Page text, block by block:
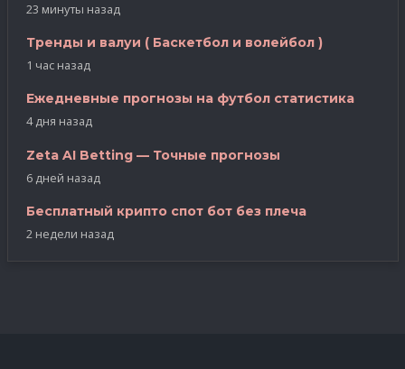
23 минуты назад
Тренды и валуи ( Баскетбол и волейбол )
1 час назад
Ежедневные прогнозы на футбол статистика
4 дня назад
Zeta AI Betting — Точные прогнозы
6 дней назад
Бесплатный крипто спот бот без плеча
2 недели назад